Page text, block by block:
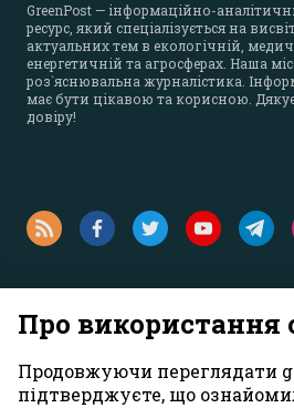
GreenPost — інформаційно-
ресурс, який спеціалізується на
актуальних тем в екологічній,
енергетичній та агросферах. Наша
роз`яснювальна журналістика.
має бути цікавою та корисною.
довіру!
Про використання
Продовжуючи переглядати
підтверджуєте, що